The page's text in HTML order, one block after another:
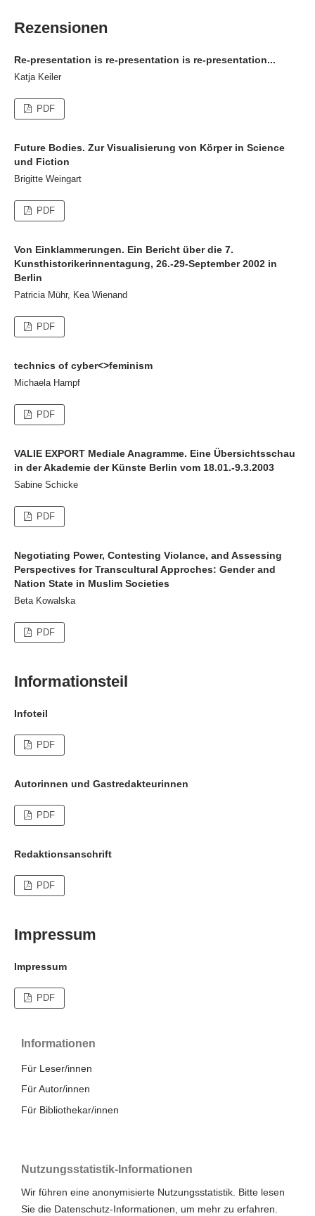
Rezensionen
Re-presentation is re-presentation is re-presentation...
Katja Keiler
PDF
Future Bodies. Zur Visualisierung von Körper in Science
und Fiction
Brigitte Weingart
PDF
Von Einklammerungen. Ein Bericht über die 7.
Kunsthistorikerinnentagung, 26.-29-September 2002 in
Berlin
Patricia Mühr, Kea Wienand
PDF
technics of cyber<>feminism
Michaela Hampf
PDF
VALIE EXPORT Mediale Anagramme. Eine Übersichtsschau
in der Akademie der Künste Berlin vom 18.01.-9.3.2003
Sabine Schicke
PDF
Negotiating Power, Contesting Violance, and Assessing
Perspectives for Transcultural Approches: Gender and
Nation State in Muslim Societies
Beta Kowalska
PDF
Informationsteil
Infoteil
PDF
Autorinnen und Gastredakteurinnen
PDF
Redaktionsanschrift
PDF
Impressum
Impressum
PDF
Informationen
Für Leser/innen
Für Autor/innen
Für Bibliothekar/innen
Nutzungsstatistik-Informationen
Wir führen eine anonymisierte Nutzungsstatistik. Bitte lesen
Sie die Datenschutz-Informationen, um mehr zu erfahren.